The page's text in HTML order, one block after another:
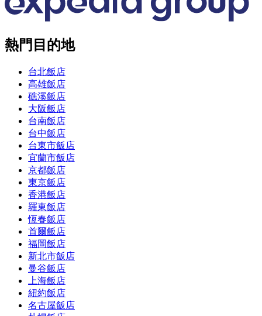
熱門目的地
台北飯店
高雄飯店
礁溪飯店
大阪飯店
台南飯店
台中飯店
台東市飯店
宜蘭市飯店
京都飯店
東京飯店
香港飯店
羅東飯店
恆春飯店
首爾飯店
福岡飯店
新北市飯店
曼谷飯店
上海飯店
紐約飯店
名古屋飯店